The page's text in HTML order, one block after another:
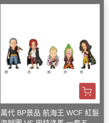
萬代 BP景品 航海王 WCF 紅髮